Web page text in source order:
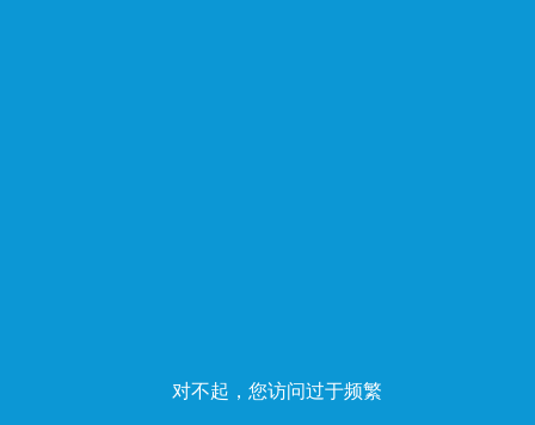
对不起，您访问过于频繁